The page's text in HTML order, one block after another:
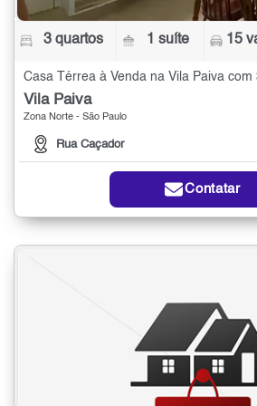
3 quartos 1 suíte 15
Casa Térrea à Venda na Vila Paiva com
Vila Paiva
Zona Norte - São Paulo
Rua Caçador
Contatar